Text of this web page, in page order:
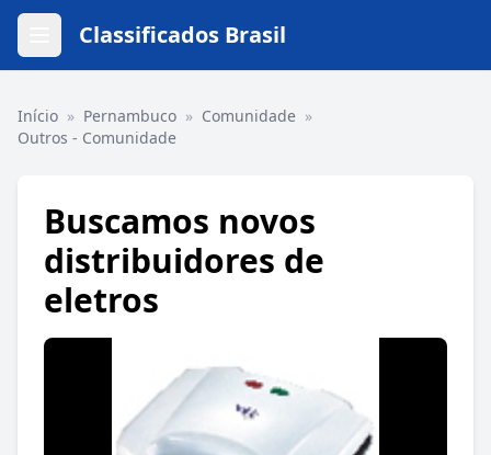
Classificados Brasil
Início » Pernambuco » Comunidade »
Outros - Comunidade
Buscamos novos
distribuidores de
eletros